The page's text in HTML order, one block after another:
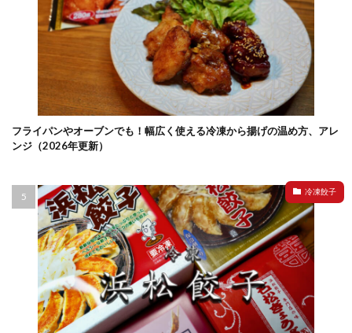
フライパンやオーブンでも！幅広く使える冷凍から揚げの温め方、アレ
ンジ（2026年更新）
冷凍餃子